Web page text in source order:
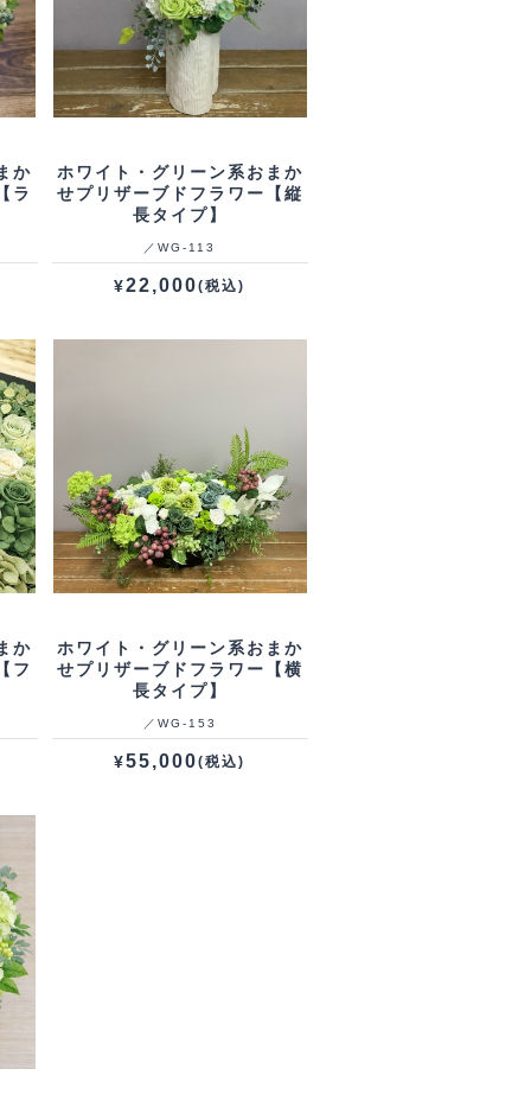
か
ラ
ホワイト・グリーン系おまか
せプリザーブドフラワー【縦
長タイプ】
／WG‐113
¥22,000(税込)
か
フ
ホワイト・グリーン系おまか
せプリザーブドフラワー【横
長タイプ】
／WG‐153
¥55,000(税込)